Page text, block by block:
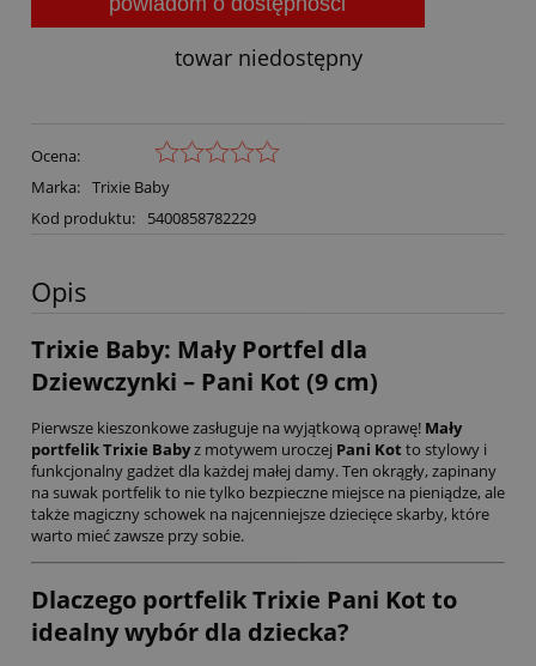
towar niedostępny
Ocena:
Marka: Trixie Baby
Kod produktu:
5400858782229
Opis
Trixie Baby: Mały Portfel dla
Dziewczynki – Pani Kot (9 cm)
Pierwsze kieszonkowe zasługuje na wyjątkową oprawę! Mały
portfelik Trixie Babyz motywem uroczej Pani Kot to stylowy i
funkcjonalny gadżet dla każdej małej damy. Ten okrągły, zapinany
na suwak portfelik to nie tylko bezpieczne miejsce na pieniądze, ale
także magiczny schowek na najcenniejsze dziecięce skarby, które
warto mieć zawsze przy sobie.
Dlaczego portfelik Trixie Pani Kot to
idealny wybór dla dziecka?